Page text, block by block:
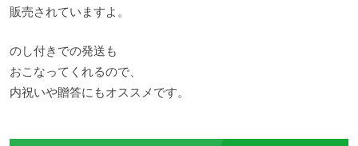
販売されていますよ。
のし付きでの発送も
おこなってくれるので、
内祝いや贈答にもオススメです。